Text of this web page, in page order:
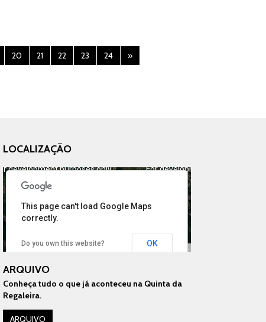
20 21 22 23 24 »
LOCALIZAÇÃO
development purposes only
development purposes only For development purposes only
Image may be subject to copyright
This page can't load Google Maps
correctly.
Do you own this website? OK
ARQUIVO
Conheça tudo o que já aconteceu na Quinta da
Regaleira.
ARQUIVO